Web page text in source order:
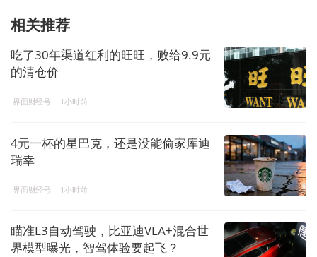
相关推荐
吃了30年渠道红利的旺旺，败给9.9元
的清仓价
界面财经号 1小时前
4元一杯的星巴克，还是没能偷家库迪
瑞幸
界面财经号 1小时前
瞄准L3自动驾驶，比亚迪VLA+混合世
界模型曝光，智驾体验要起飞？